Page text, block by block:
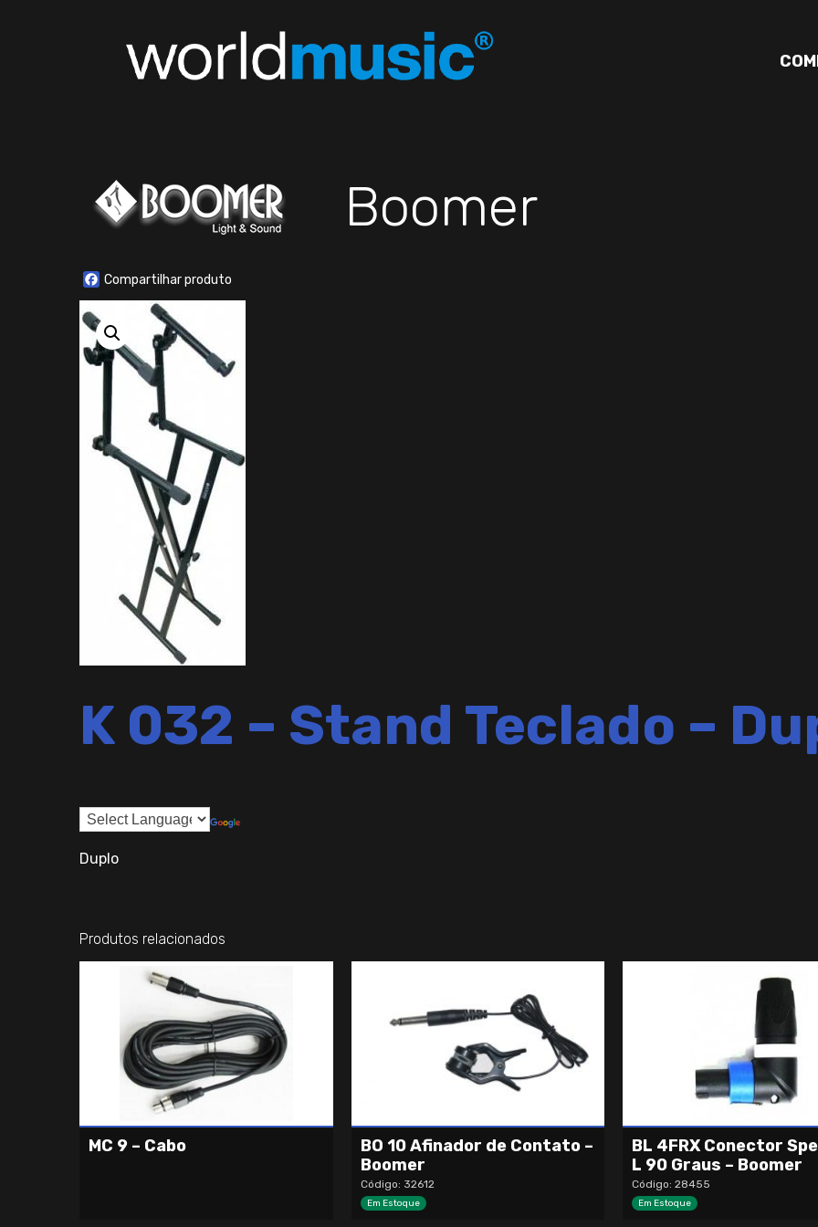
Boomer
Facebook
K 032 – Stand Teclado –
Duplo
Produtos relacionados
MC 9 – Cabo
BO 10 Afinador de Contato –
Boomer
Código: 32612
Em Estoque
BL 4FRX Conector
L 90 Graus – Boomer
Código: 28455
Em Estoque